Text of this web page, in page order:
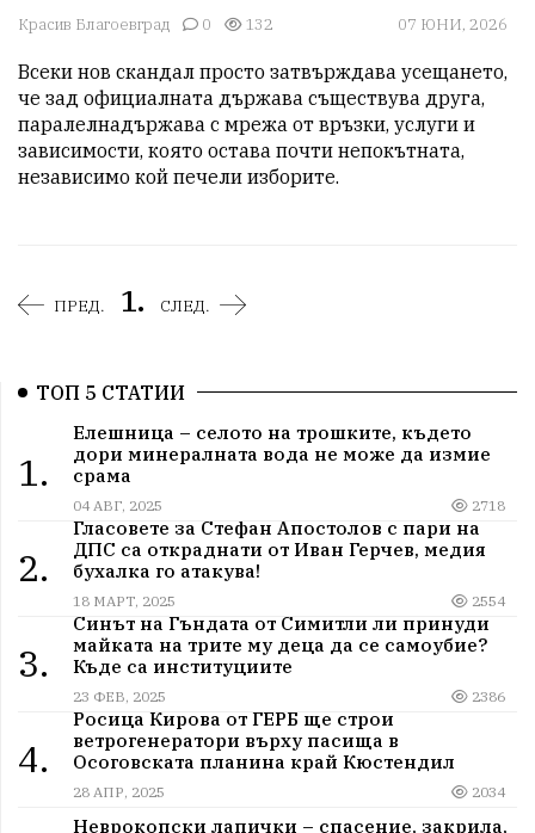
Красив Благоевград 0 132 07 ЮНИ, 2026
Всеки нов скандал просто затвърждава усещането,
че зад официалната държава съществува друга,
паралелнадържава с мрежа от връзки, услуги и
зависимости, която остава почти непокътната,
независимо кой печели изборите.
ПРЕД. 1. СЛЕД.
ТОП 5 СТАТИИ
1.
Елешница – селото на трошките, където
дори минералната вода не може да измие
срама
04 АВГ, 2025 2718
2.
Гласовете за Стефан Апостолов с пари на
ДПС са откраднати от Иван Герчев, медия
бухалка го атакува!
18 МАРТ, 2025 2554
3.
Синът на Гъндата от Симитли ли принуди
майката на трите му деца да се самоубие?
Къде са институциите
23 ФЕВ, 2025 2386
4.
Росица Кирова от ГЕРБ ще строи
ветрогенератори върху пасища в
Осоговската планина край Кюстендил
28 АПР, 2025 2034
Неврокопски лапички – спасение, закрила,